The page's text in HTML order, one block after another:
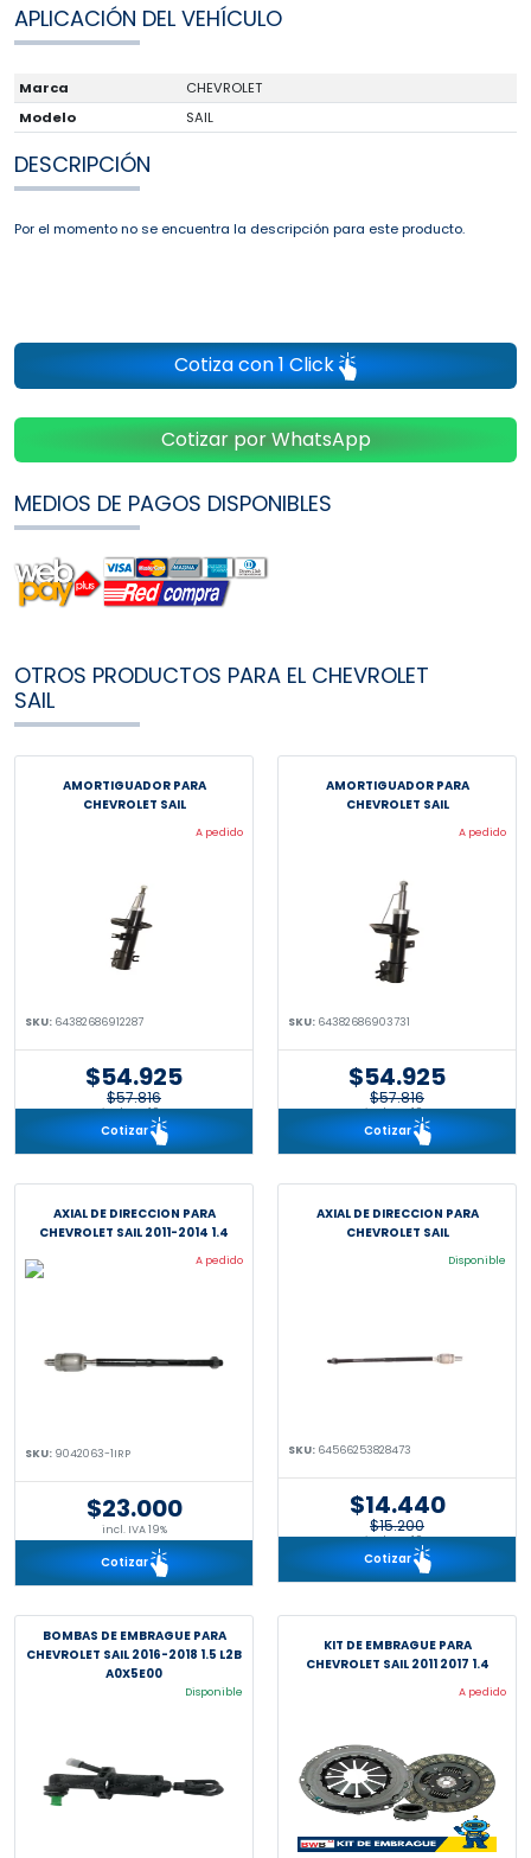
APLICACIÓN DEL VEHÍCULO
Marca
CHEVROLET
Modelo
SAIL
DESCRIPCIÓN
Por el momento no se encuentra la descripción para este producto.
Cotiza con 1 Click
Cotizar por WhatsApp
MEDIOS DE PAGOS DISPONIBLES
OTROS PRODUCTOS PARA EL CHEVROLET
SAIL
AMORTIGUADOR PARA
CHEVROLET SAIL
A pedido
SKU: 64382686912287
$54.925
$57.816
incl. IVA 19%
Cotizar
AMORTIGUADOR PARA
CHEVROLET SAIL
A pedido
SKU: 64382686903731
$54.925
$57.816
incl. IVA 19%
Cotizar
AXIAL DE DIRECCION PARA
CHEVROLET SAIL 2011-2014 1.4
A pedido
SKU: 9042063-1IRP
$23.000
incl. IVA 19%
Cotizar
AXIAL DE DIRECCION PARA
CHEVROLET SAIL
Disponible
SKU: 64566253828473
$14.440
$15.200
incl. IVA 19%
Cotizar
BOMBAS DE EMBRAGUE PARA
CHEVROLET SAIL 2016-2018 1.5 L2B
A0X5E00
Disponible
KIT DE EMBRAGUE PARA
CHEVROLET SAIL 2011 2017 1.4
A pedido